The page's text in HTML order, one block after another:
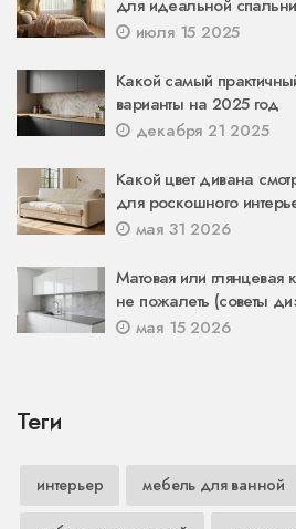
для идеальной спальни
июля 15 2025
Какой самый
варианты на 2025 год
декабря 21 2025
Какой цвет дивана
для роскошного
мая 31 2026
Матовая или глянцевая
не пожалеть (советы
мая 15 2026
Теги
интерьер мебель для ванной